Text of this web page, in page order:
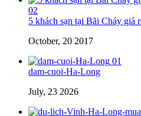
02
5 khách sạn tại Bãi Cháy giá
October, 20 2017
01
dam-cuoi-Ha-Long
July, 23 2026